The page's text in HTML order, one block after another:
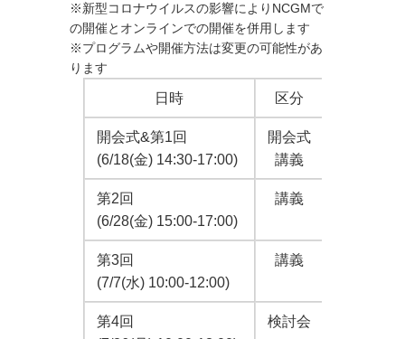
※新型コロナウイルスの影響によりNCGMで
の開催とオンラインでの開催を併用します
※プログラムや開催方法は変更の可能性があ
ります
日時 区分
開会式&第1回
(6/18(金) 14:30-17:00)
開会式
講義
第2回
(6/28(金) 15:00-17:00)
講義
第3回
(7/7(水) 10:00-12:00)
講義
第4回
検討会